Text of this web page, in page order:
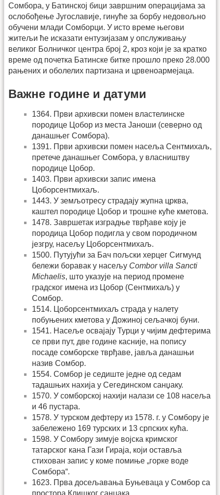
Сомбора, у Батинској бици завршним операцијама за
ослобођење Југославије, гинуће за борбу недовољно
обучени млади Сомборци. У исто време његови
житељи ће исказати ентузијазам у опслуживању
великог Болничког центра број 2, кроз који је за кратко
време од почетка Батинске битке прошло преко 28.000
рањених и оболелих партизана и црвеноармејаца.
Важне године и датуми
1364. Први архивски помен властелинске
породице Цобор из места Јаноши (северно од
данашњег Сомбора).
1391. Први архивски помен насеља Сентмихаљ,
претече данашњег Сомбора, у власништву
породице Цобор.
1403. Први архивски запис имена
Цоборсентмихаљ.
1443. У земљотресу страдају жупна црква,
каштел породице Цобор и трошне куће кметова.
1478. Завршетак изградње тврђаве коју је
породица Цобор подигла у свом породичном
језгру, насељу Цоборсентмихаљ.
1500. Путујући за Бач пољски херцег Сигмунд
бележи боравак у насељу Combor villa Sancti
Michaelis, што указује на период промене
градског имена из Цобор (Сентмихаљ) у
Сомбор.
1514. Цоборсентмихаљ страда у налету
побуњених кметова у Дожиној сељачкој буни.
1541. Насеље освајају Турци у чијим дефтерима
се први пут, две године касније, на попису
посаде сомборске тврђаве, јавља данашњи
назив Сомбор.
1554. Сомбор је седиште једне од седам
тадашњих нахија у Сегединском санџаку.
1570. У сомборској нахији налази се 108 насеља
и 46 пустара.
1578. У турском дефтеру из 1578. г. у Сомбору је
забележено 169 турских и 13 српских кућа.
1598. У Сомбору зимује војска кримског
татарског кана Гази Гираја, који оставља
стихован запис у коме помиње „горке воде
Сомбора“.
1623. Прва досељавања Буњеваца у Сомбор са